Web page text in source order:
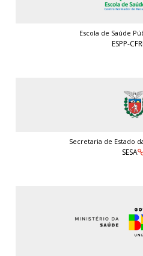
Escola de Saúde
ESPP-
Secretaria de Estado
SESA